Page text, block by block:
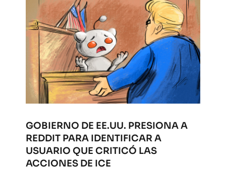
GOBIERNO DE EE.UU. PRESIONA A
REDDIT PARA IDENTIFICAR A
USUARIO QUE CRITICÓ LAS
ACCIONES DE ICE